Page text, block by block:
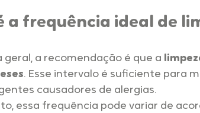
a frequência ideal de
geral, a recomendação é que a
. Esse intervalo é suficiente para
causadores de alergias.
essa frequência pode variar de